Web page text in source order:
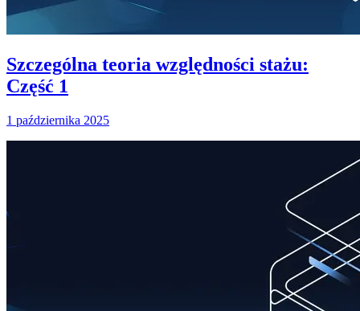
Szczególna teoria względności stażu:
Część 1
1 października 2025